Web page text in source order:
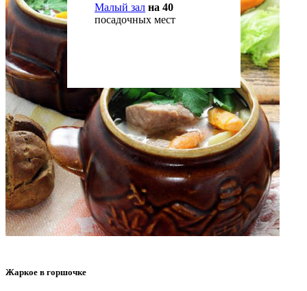
Малый зал на 40
посадочных мест
Жаркое в горшочке